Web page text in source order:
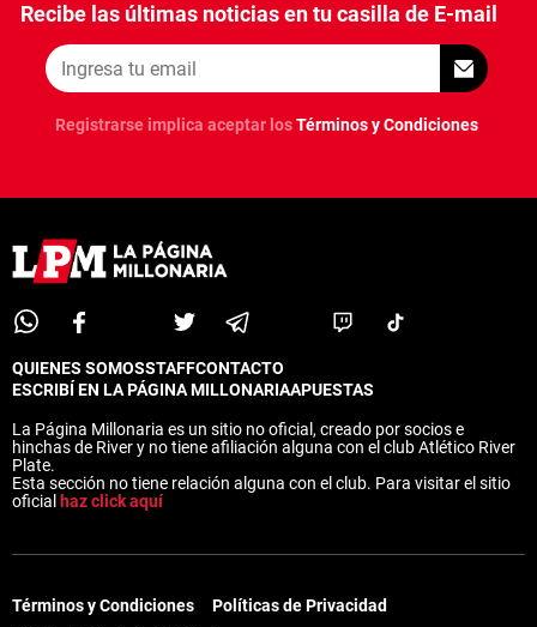
Recibe las últimas noticias en tu casilla de E-mail
Registrarse implica aceptar losTérminos y Condiciones
QUIENES SOMOSSTAFFCONTACTO
ESCRIBÍ EN LA PÁGINA MILLONARIAAPUESTAS
La Página Millonaria es un sitio no oficial, creado por socios e
hinchas de River y no tiene afiliación alguna con el club Atlético River
Plate.
Esta sección no tiene relación alguna con el club. Para visitar el sitio
oficial haz click aquí
Términos y Condiciones
Políticas de Privacidad